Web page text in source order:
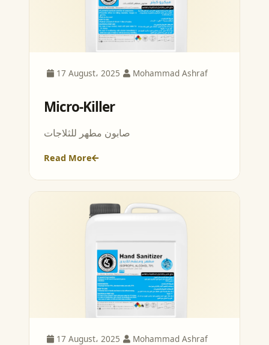
17 August، 2025 Mohammad Ashraf
Micro-Killer
صابون مطهر للثلاجات
Read More
17 August، 2025 Mohammad Ashraf